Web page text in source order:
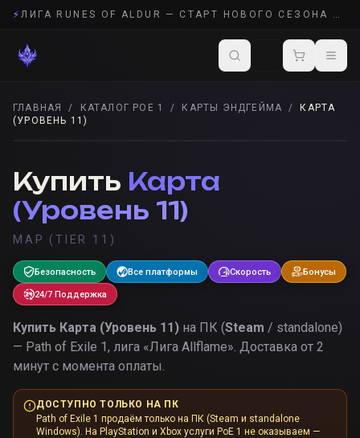
⚡ ЛИГА RUNES OF ALDUR — СТАРТ НОВОГО СЕЗОНА POE 2
ГЛАВНАЯ / КАТАЛОГ POE 1 / КАРТЫ ЭНДГЕЙМА /
КАРТА
(УРОВЕНЬ 11)
Купить Карта
(Уровень 11)
MAP (TIER 11)
Безопасность Все платформы Скорость Бонусы
24/7 Поддержка
Купить Карта (Уровень 11) на ПК (Steam / standalone)
— Path of Exile 1, лига «Лига Allflame». Доставка от 2
минут с момента оплаты.
ДОСТУПНО ТОЛЬКО НА ПК
Path of Exile 1 продаём только на ПК (Steam и standalone
Windows). На PlayStation и Xbox услуги PoE 1 не оказываем —